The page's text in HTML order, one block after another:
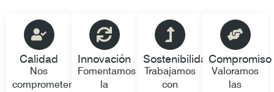
Calidad
Nos
comprometemos
Innovación
Fomentamos
la
Sostenibilidad
Trabajamos
con
Compromiso
Valoramos
las